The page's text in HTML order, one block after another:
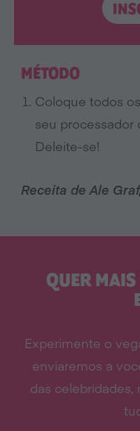
MÉTODO
Coloque todos
seu processador
Deleite-se!
Receita de Ale
QUER MAIS
Experimente o
enviaremos a
das